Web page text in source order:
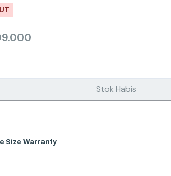
Stok Habis
Size Warranty